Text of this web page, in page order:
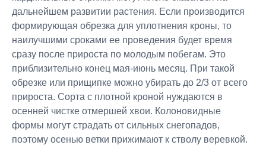
дальнейшем развитии растения. Если производится
формирующая обрезка для уплотнения кроны, то
наилучшими сроками ее проведения будет время
сразу после прироста по молодым побегам. Это
приблизительно конец мая-июнь месяц. При такой
обрезке или прищипке можно убирать до 2/3 от всего
прироста. Сорта с плотной кроной нуждаются в
осенней чистке отмершей хвои. Колоновидные
формы могут страдать от сильных снегопадов,
поэтому осенью ветки прижимают к стволу веревкой.